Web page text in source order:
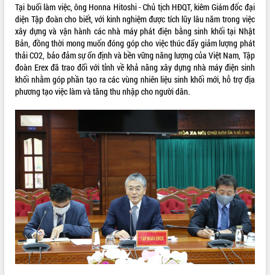
VIDEO
Loading the player...
Nam Anh hùng” và trao Huân chương
Lao động
UBND tỉnh Đắk Lắk triển khai nhiệm
vụ 6 tháng cuối năm 2026
Kỳ họp thứ Hai, Hội đồng nhân dân
tỉnh khóa XI quyết nghị nhiều nội dung
quan trọng
Bí thư Tỉnh ủy Lương Nguyễn Minh
Triết thăm, tặng quà người có công với
cách mạng
Rà soát, hoàn thiện hệ thống thiết chế
văn hóa, thể thao đáp ứng yêu cầu
ALBUM ẢNH
Tại buổi làm việc, ông Honna Hitoshi - Chủ tịch HĐQT, kiêm Giám đốc đại
diện Tập đoàn cho biết, với kinh nghiệm được tích lũy lâu năm trong việc
xây dựng và vận hành các nhà máy phát điện bằng sinh khối tại Nhật
Bản, đồng thời mong muốn đóng góp cho việc thúc đẩy giảm lượng phát
thải CO2, bảo đảm sự ổn định và bền vững năng lượng của Việt Nam, Tập
đoàn Erex đã trao đổi với tỉnh về khả năng xây dựng nhà máy điện sinh
khối nhằm góp phần tạo ra các vùng nhiên liệu sinh khối mới, hỗ trợ địa
phương tạo việc làm và tăng thu nhập cho người dân.